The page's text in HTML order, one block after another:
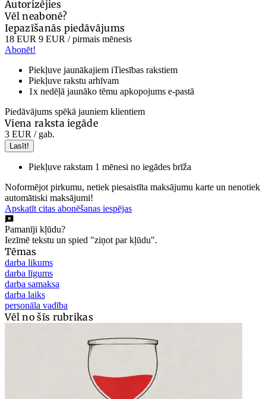
Autorizējies
Vēl neabonē?
Iepazīšanās piedāvājums
18 EUR 9 EUR / pirmais mēnesis
Abonēt!
Piekļuve jaunākajiem iTiesības rakstiem
Piekļuve rakstu arhīvam
1x nedēļā jaunāko tēmu apkopojums e-pastā
Piedāvājums spēkā jauniem klientiem
Viena raksta iegāde
3 EUR / gab.
Lasīt!
Piekļuve rakstam 1 mēnesi no iegādes brīža
Noformējot pirkumu, netiek piesaistīta maksājumu karte un nenotiek
automātiski maksājumi!
Apskatīt citas abonēšanas iespējas
Pamanīji kļūdu?
Iezīmē tekstu un spied "ziņot par kļūdu".
Tēmas
darba likums
darba līgums
darba samaksa
darba laiks
personāla vadība
Vēl no šīs rubrikas